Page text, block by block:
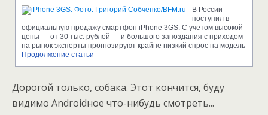
В России
поступил в
официальную продажу смартфон iPhone 3GS. С учетом высокой
цены — от 30 тыс. рублей — и большого запоздания с приходом
на рынок эксперты прогнозируют крайне низкий спрос на модель
Продолжение статьи
Дорогой только, собака. Этот кончится, буду
видимо Androidное что-нибудь смотреть...